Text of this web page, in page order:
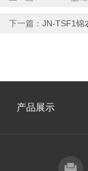
下一篇： JN-TSF1锦
产品展示